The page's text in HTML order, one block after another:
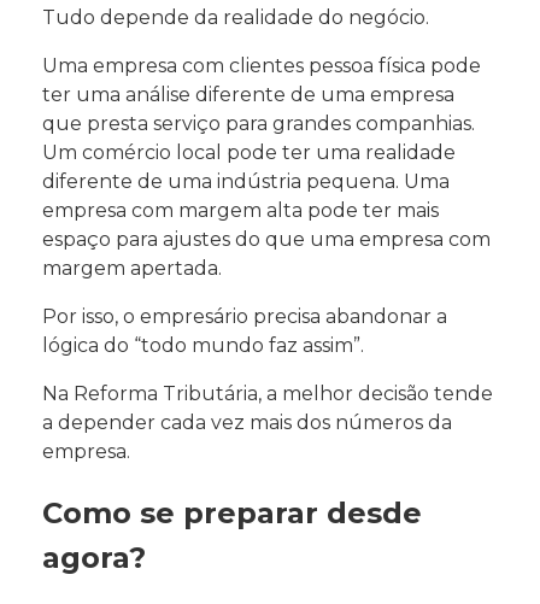
Tudo depende da realidade do negócio.
Uma empresa com clientes pessoa física pode
ter uma análise diferente de uma empresa
que presta serviço para grandes companhias.
Um comércio local pode ter uma realidade
diferente de uma indústria pequena. Uma
empresa com margem alta pode ter mais
espaço para ajustes do que uma empresa com
margem apertada.
Por isso, o empresário precisa abandonar a
lógica do “todo mundo faz assim”.
Na Reforma Tributária, a melhor decisão tende
a depender cada vez mais dos números da
empresa.
Como se preparar desde
agora?